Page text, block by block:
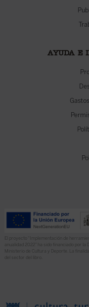
AYUDA E
El proyecto “Implementación de
anualidad 2022” ha sido financiado por
Ministerio de Cultura y Deporte. La
del sector del libro.